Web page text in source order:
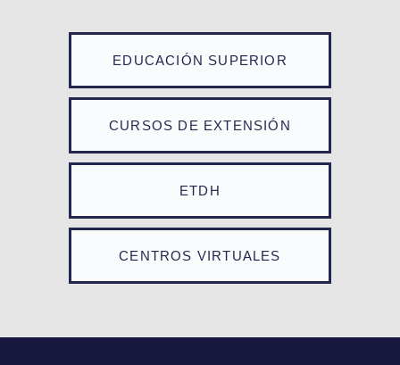
EDUCACIÓN SUPERIOR
CURSOS DE EXTENSIÓN
ETDH
CENTROS VIRTUALES